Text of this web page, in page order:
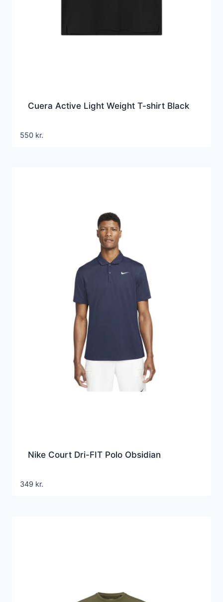
Cuera Active Light Weight T-shirt Black
550 kr.
Nike Court Dri-FIT Polo Obsidian
349 kr.